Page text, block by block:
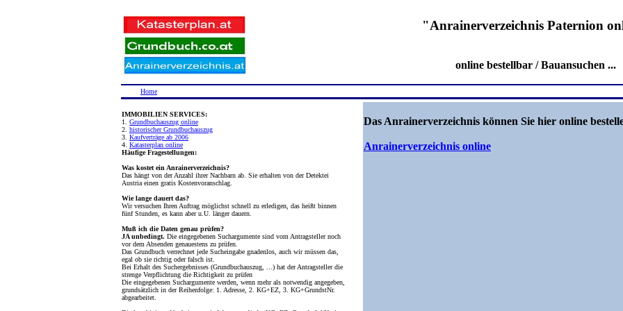
"Anrainerverzeichnis Paternion
online bestellbar / Bauansuchen ...
Home
IMMOBILIEN SERVICES:
1. Grundbuchauszug online
2. historischer Grundbuchauszug
3. Kaufverträge ab 2006
4. Katasterplan online
Häufige Fragestellungen:
Was kostet ein Anrainerverzeichnis?
Das hängt von der Anzahl ihrer Nachbarn ab. Sie erhalten von der Detektei
Austria einen gratis Kostenvoranschlag.
Wie lange dauert das?
Wir versuchen Ihren Auftrag möglichst schnell zu erledigen, das heißt binnen
fünf Stunden, es kann aber u.U. länger dauern.
Muß ich die Daten genau prüfen?
JA unbedingt. Die eingegebenen Suchargumente sind vom Antragsteller noch
vor dem Absenden genauestens zu prüfen.
Das Grundbuch verrechnet jede Sucheingabe gnadenlos, auch wir müssen das,
egal ob sie richtig oder falsch ist.
Bei Erhalt des Suchergebnisses (Grundbuchauszug, ...) hat der Antragsteller die
strenge Verpflichtung die Richtigkeit zu prüfen
Die eingegebenen Suchargumente werden, wenn mehr als notwendig angegeben,
grundsätzlich in der Reihenfolge: 1. Adresse, 2. KG+EZ, 3. KG+GrundstNr.
abgearbeitet.
Das Anrainerverzeichnis können Sie hier online
Anrainerverzeichnis online